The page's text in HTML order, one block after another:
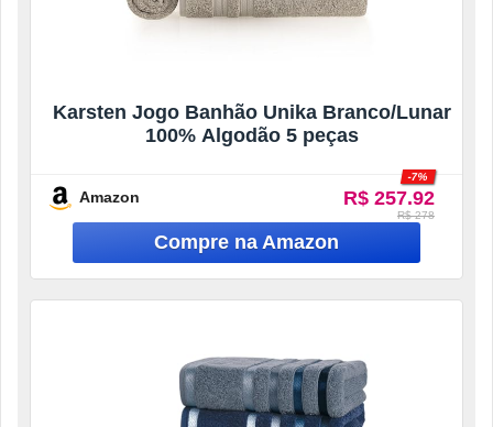
Karsten Jogo Banhão Unika Branco/Lunar
100% Algodão 5 peças
Amazon R$ 257.92
-7%
R$ 278